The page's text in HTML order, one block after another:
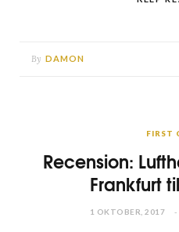
By DAMON
FIRST
Recension:
Frankfurt
1 OKTOBER, 2017